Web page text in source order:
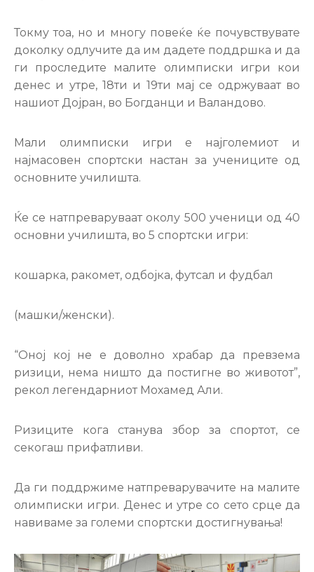
Токму тоа, но и многу повеќе ќе почувствувате
доколку одлучите да им дадете поддршка и да
ги проследите малите олимписки игри кои
денес и утре, 18ти и 19ти мај се одржуваат во
нашиот Дојран, во Богданци и Валандово.
Мали олимписки игри е најголемиот и
најмасовен спортски настан за учениците од
основните училишта.
Ќе се натпреваруваат околу 500 ученици од 40
основни училишта, во 5 спортски игри:
кошарка, ракомет, одбојка, футсал и фудбал
(машки/женски).
“Оној кој не е доволно храбар да превзема
ризици, нема ништо да постигне во животот”,
рекол легендарниот Мохамед Али.
Ризиците кога станува збор за спортот, се
секогаш прифатливи.
Да ги поддржиме натпреварувачите на малите
олимписки игри. Денес и утре со сето срце да
навиваме за големи спортски достигнувања!